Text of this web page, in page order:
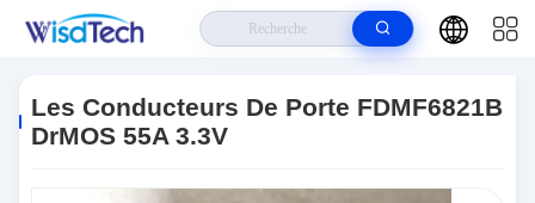
FDMF6821B DrMOS 55A 3.3V
Les Conducteurs De Porte FDMF6821B
DrMOS 55A 3.3V